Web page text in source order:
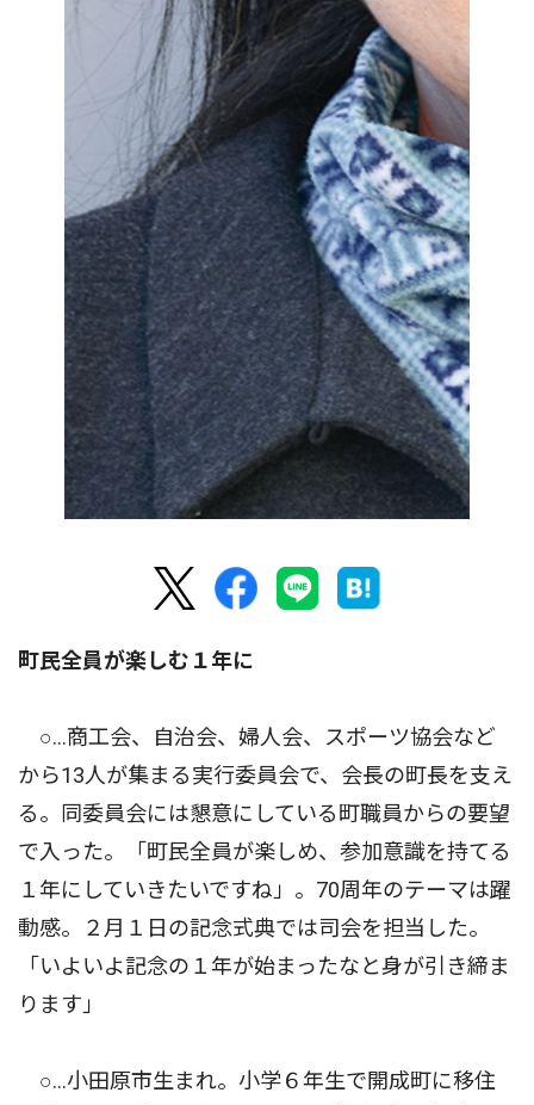
町民全員が楽しむ１年に
○…商工会、自治会、婦人会、スポーツ協会など
から13人が集まる実行委員会で、会長の町長を支え
る。同委員会には懇意にしている町職員からの要望
で入った。「町民全員が楽しめ、参加意識を持てる
１年にしていきたいですね」。70周年のテーマは躍
動感。２月１日の記念式典では司会を担当した。
「いよいよ記念の１年が始まったなと身が引き締ま
ります」
○…小田原市生まれ。小学６年生で開成町に移住